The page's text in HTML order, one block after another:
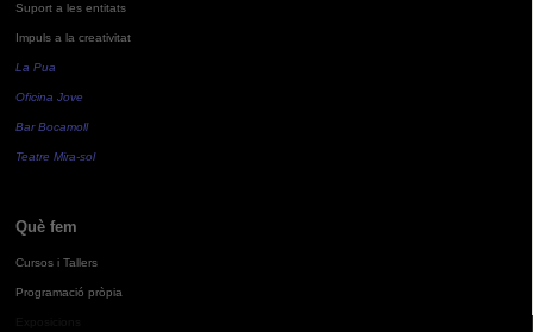
Suport a les entitats
Impuls a la creativitat
La Pua
Oficina Jove
Bar Bocamoll
Teatre Mira-sol
Què fem
Cursos i Tallers
Programació pròpia